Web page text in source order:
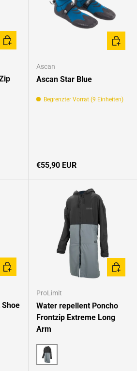
OPTIONEN AUSWÄHLEN
Ascan
Ascan Star Blue
Begrenzter Vorrat (9 Einheiten)
Normaler Preis
€55,90 EUR
OPTIONEN AUSWÄHLEN
ProLimit
Water repellent Poncho
Frontzip Extreme Long
Arm